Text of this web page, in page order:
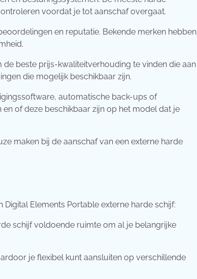
voordat je tot aanschaf overgaat.
en reputatie. Bekende merken hebben
beste prijs-kwaliteitverhouding te vinden die aan
die mogelijk beschikbaar zijn.
automatische back-ups of
of deze beschikbaar zijn op het model dat je
maken bij de aanschaf van een externe harde
Elements Portable externe harde schijf:
schijf voldoende ruimte om al je belangrijke
je flexibel kunt aansluiten op verschillende